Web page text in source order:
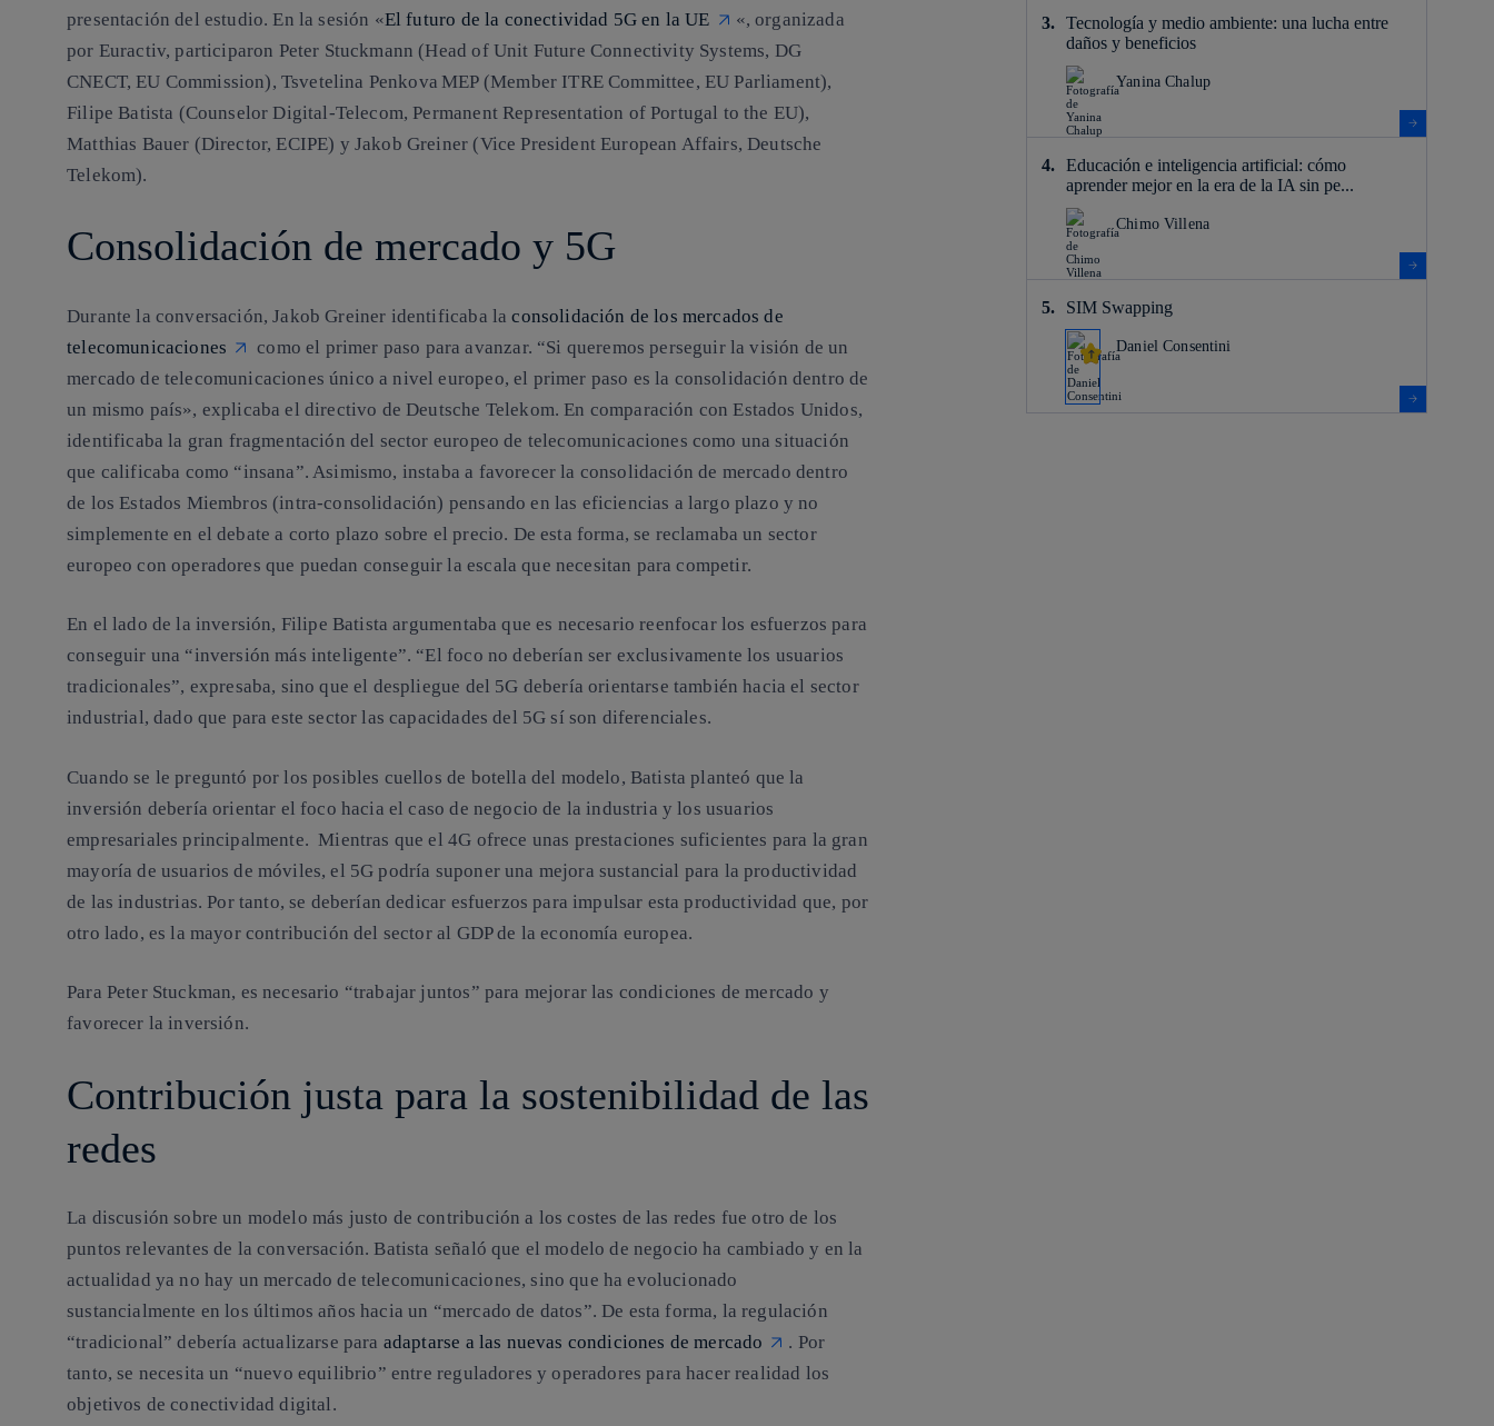
presentación del estudio. En la sesión «El futuro de la conectividad 5G en la UE
«, organizada
por Euractiv, participaron Peter Stuckmann (Head of Unit Future Connectivity Systems, DG
CNECT, EU Commission), Tsvetelina Penkova MEP (Member ITRE Committee, EU Parliament),
Filipe Batista (Counselor Digital-Telecom, Permanent Representation of Portugal to the EU),
Matthias Bauer (Director, ECIPE) y Jakob Greiner (Vice President European Affairs, Deutsche
Telekom).
Consolidación de mercado y 5G
Durante la conversación, Jakob Greiner identificaba laconsolidación de los mercados de
telecomunicaciones
como el primer paso para avanzar. “Si queremos perseguir la visión de un
mercado de telecomunicaciones único a nivel europeo, el primer paso es la consolidación dentro de
un mismo país», explicaba el directivo de Deutsche Telekom. En comparación con Estados Unidos,
identificaba la gran fragmentación del sector europeo de telecomunicaciones como una situación
que calificaba como “insana”. Asimismo, instaba a favorecer la consolidación de mercado dentro
de los Estados Miembros (intra-consolidación) pensando en las eficiencias a largo plazo y no
simplemente en el debate a corto plazo sobre el precio. De esta forma, se reclamaba un sector
europeo con operadores que puedan conseguir la escala que necesitan para competir.
En el lado de la inversión, Filipe Batista argumentaba que es necesario reenfocar los esfuerzos para
conseguir una “inversión más inteligente”. “El foco no deberían ser exclusivamente los usuarios
tradicionales”, expresaba, sino que el despliegue del 5G debería orientarse también hacia el sector
industrial, dado que para este sector las capacidades del 5G sí son diferenciales.
Cuando se le preguntó por los posibles cuellos de botella del modelo, Batista planteó que la
inversión debería orientar el foco hacia el caso de negocio de la industria y los usuarios
empresariales principalmente. Mientras que el 4G ofrece unas prestaciones suficientes para la gran
mayoría de usuarios de móviles, el 5G podría suponer una mejora sustancial para la productividad
de las industrias. Por tanto, se deberían dedicar esfuerzos para impulsar esta productividad que, por
otro lado, es la mayor contribución del sector al GDP de la economía europea.
Para Peter Stuckman, es necesario “trabajar juntos” para mejorar las condiciones de mercado y
favorecer la inversión.
Contribución justa para la sostenibilidad de las
redes
La discusión sobre un modelo más justo de contribución a los costes de las redes fue otro de los
puntos relevantes de la conversación. Batista señaló que el modelo de negocio ha cambiado y en la
actualidad ya no hay un mercado de telecomunicaciones, sino que ha evolucionado
sustancialmente en los últimos años hacia un “mercado de datos”. De esta forma, la regulación
“tradicional” debería actualizarse para adaptarse a las nuevas condiciones de mercado
. Por
tanto, se necesita un “nuevo equilibrio” entre reguladores y operadores para hacer realidad los
objetivos de conectividad digital.
Tecnología y medio ambiente: una lucha entre
daños y beneficios
Yanina Chalup
Educación e inteligencia artificial: cómo
aprender mejor en la era de la IA sin pe...
Chimo Villena
SIM Swapping
Daniel Consentini